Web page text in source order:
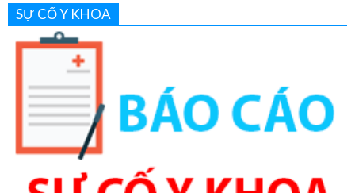
SỰ CỐ Y KHOA